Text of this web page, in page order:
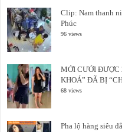
Clip: Nam thanh
Phúc
96 views
MỚI CƯỚI ĐƯỢC
KHOÁ” ĐÃ BỊ
68 views
Pha lộ hàng siêu